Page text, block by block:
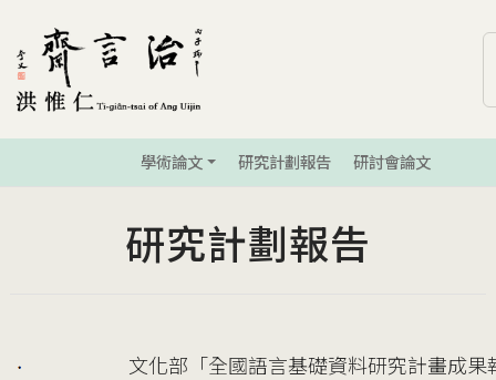
學術論文 研究計劃報告 研討會論文
研究計劃報告
文化部「全國語言基礎資料研究計畫成果